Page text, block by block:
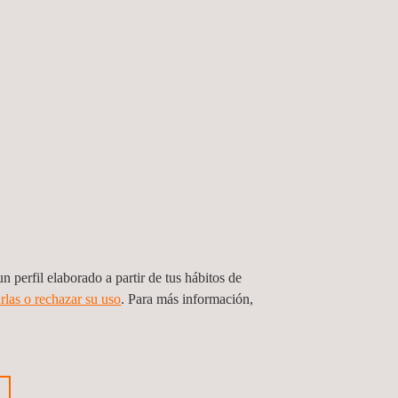
perfil elaborado a partir de tus hábitos de
o rechazar su uso. Para más información,